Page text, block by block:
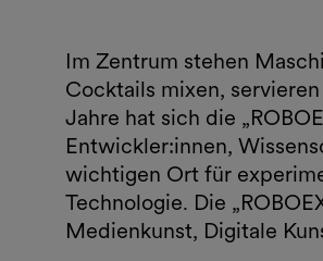
Im Zentrum stehen
Cocktails mixen,
Jahre hat sich die
Entwickler:innen,
wichtigen Ort für
Technologie. Die
Medienkunst, Digitale